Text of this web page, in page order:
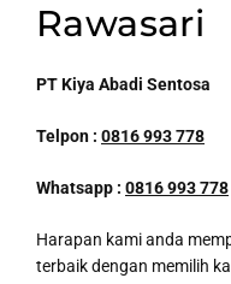
Rawasari
PT Kiya Abadi Sentosa
Telpon : 0816 993 778
Whatsapp : 0816 993 778
Harapan kami anda
terbaik dengan memilih